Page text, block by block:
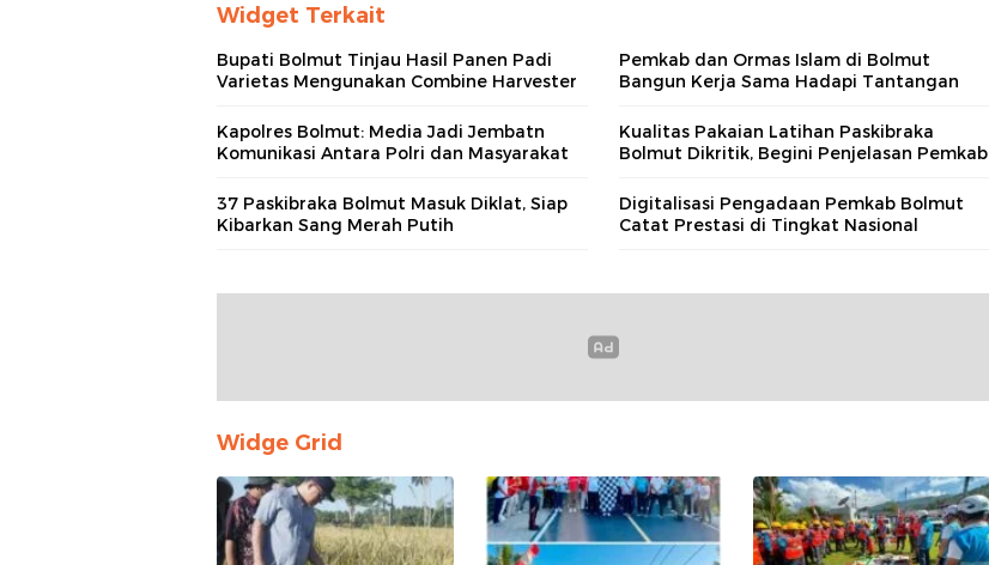
Widget Terkait
Bupati Bolmut Tinjau Hasil Panen Padi
Varietas Mengunakan Combine Harvester
Pemkab dan Ormas Islam di Bolmut
Bangun Kerja Sama Hadapi Tantangan
Kapolres Bolmut: Media Jadi Jembatn
Komunikasi Antara Polri dan Masyarakat
Kualitas Pakaian Latihan Paskibraka
Bolmut Dikritik, Begini Penjelasan Pemkab
37 Paskibraka Bolmut Masuk Diklat, Siap
Kibarkan Sang Merah Putih
Digitalisasi Pengadaan Pemkab Bolmut
Catat Prestasi di Tingkat Nasional
Widge Grid